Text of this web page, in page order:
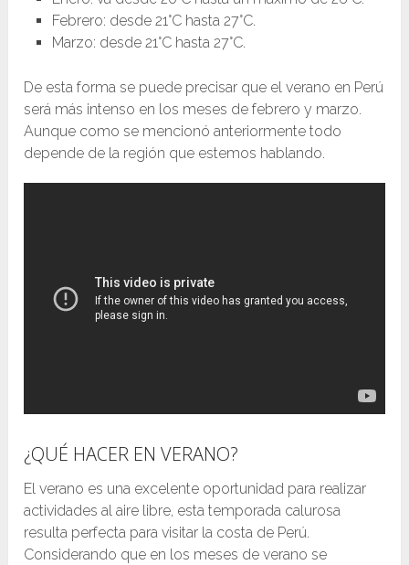
Febrero: desde 21°C hasta 27°C.
Marzo: desde 21°C hasta 27°C.
De esta forma se puede precisar que el verano en Perú
será más intenso en los meses de febrero y marzo.
Aunque como se mencionó anteriormente todo
depende de la región que estemos hablando.
¿QUÉ HACER EN VERANO?
El verano es una excelente oportunidad para realizar
actividades al aire libre, esta temporada calurosa
resulta perfecta para visitar la costa de Perú.
Considerando que en los meses de verano se